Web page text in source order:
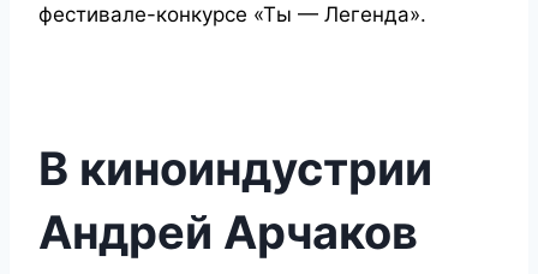
фестивале-конкурсе «Ты — Легенда».
В киноиндустрии
Андрей Арчаков